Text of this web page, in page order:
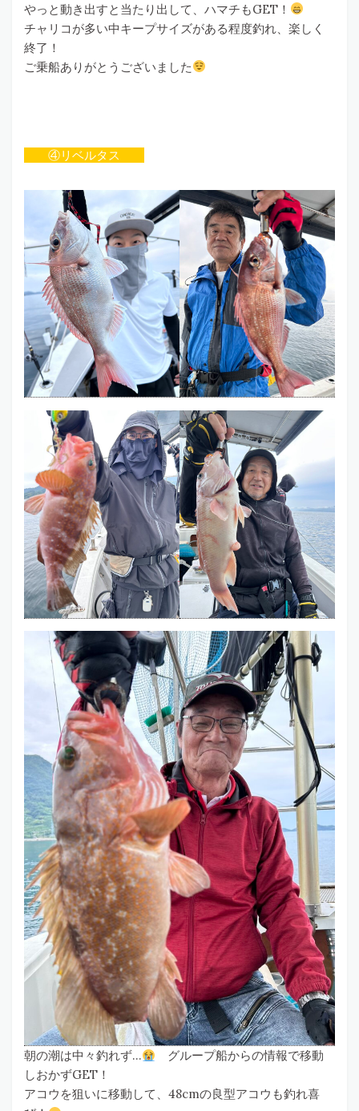
やっと動き出すと当たり出して、ハマチもGET！
チャリコが多い中キープサイズがある程度釣れ、楽しく
終了！
ご乗船ありがとうございました
④リベルタス
朝の潮は中々釣れず…
グループ船からの情報で移動
しおかずGET！
アコウを狙いに移動して、48cmの良型アコウも釣れ喜